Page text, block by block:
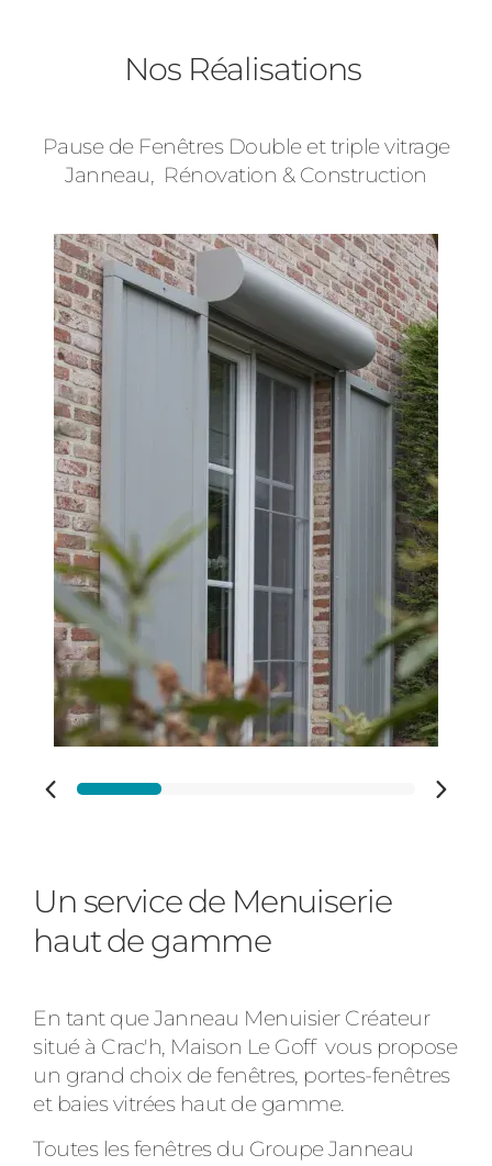
Type de logement
Appartement
Autre
Vos disponibilités
Adresse des travaux
Code Postal des travaux
Nos Réalisations
Pause de Fenêtres Double et triple vitrage
Janneau, Rénovation & Construction
Un service de Menuiserie
haut de gamme
En tant que Janneau Menuisier Créateur
situé à Crac'h, Maison Le Goff vous propose
un grand choix de fenêtres, portes-fenêtres
et baies vitrées haut de gamme.
Toutes les fenêtres du Groupe Janneau